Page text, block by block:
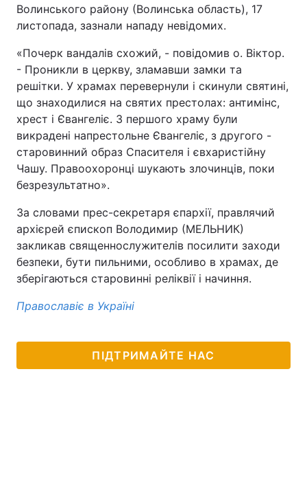
Волинського району (Волинська область), 17
листопада, зазнали нападу невідомих.
«Почерк вандалів схожий, - повідомив о. Віктор.
- Проникли в церкву, зламавши замки та
решітки. У храмах перевернули і скинули святині,
що знаходилися на святих престолах: антимінс,
хрест і Євангеліє. З першого храму були
викрадені напрестольне Євангеліє, з другого -
старовинний образ Спасителя і євхаристійну
Чашу. Правоохоронці шукають злочинців, поки
безрезультатно».
За словами прес-секретаря єпархії, правлячий
архієрей єпископ Володимир (МЕЛЬНИК)
закликав священнослужителів посилити заходи
безпеки, бути пильними, особливо в храмах, де
зберігаються старовинні реліквії і начиння.
Православіє в Україні
ПІДТРИМАЙТЕ НАС